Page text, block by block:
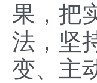
果，把
法，坚
变、主